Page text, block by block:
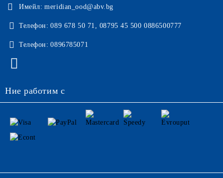
Имейл: meridian_ood@abv.bg
Телефон: 089 678 50 71, 08795 45 500 0886500777
Телефон: 0896785071
Ние работим с